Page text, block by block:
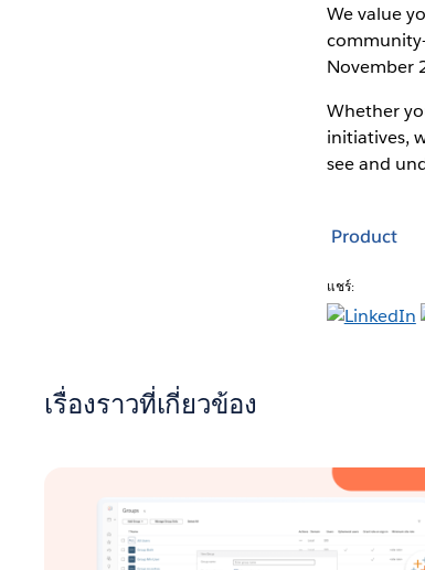
We value
November
Whether
initiatives,
see and
Product
แชร์:
เรื่องราวที่เกี่ยวข้อง